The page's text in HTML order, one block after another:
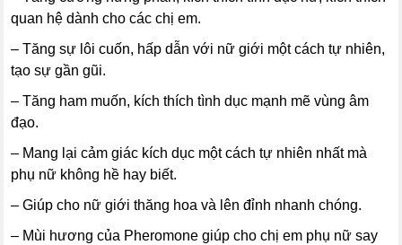
quan hệ dành cho các chị em.
– Tăng sự lôi cuốn, hấp dẫn với nữ giới một cách tự nhiên,
tạo sự gần gũi.
– Tăng ham muốn, kích thích tình dục mạnh mẽ vùng âm
đạo.
– Mang lại cảm giác kích dục một cách tự nhiên nhất mà
phụ nữ không hề hay biết.
– Giúp cho nữ giới thăng hoa và lên đỉnh nhanh chóng.
– Mùi hương của Pheromone giúp cho chị em phụ nữ say